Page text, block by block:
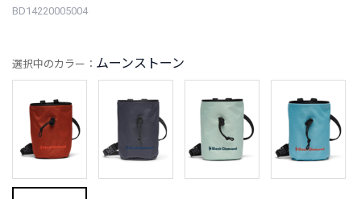
BD14220005004
選択中のカラー： ムーンストーン